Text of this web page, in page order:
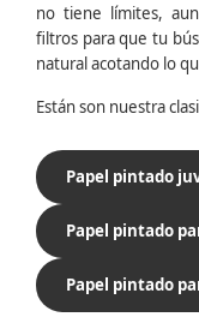
no tiene límites,
filtros para que tu
natural acotando lo
Están son nuestra
Papel pintado
Papel pintado
Papel pintado